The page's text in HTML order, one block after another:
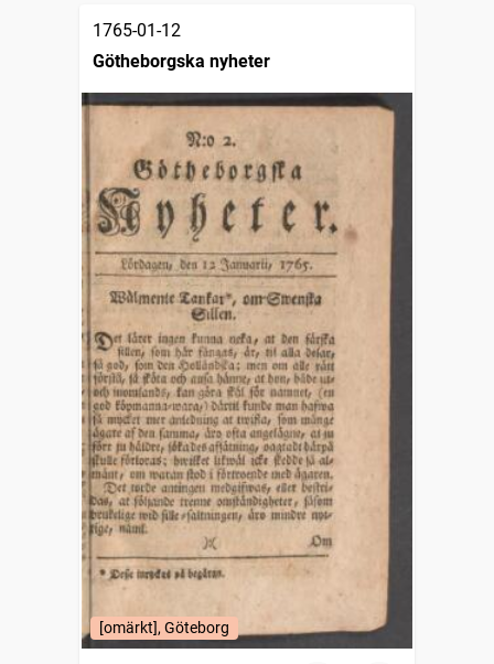
1765-01-12
Götheborgska nyheter
[omärkt], Göteborg